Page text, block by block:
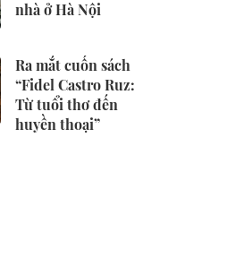
nhà ở Hà Nội
Ra mắt cuốn sách
“Fidel Castro Ruz:
Từ tuổi thơ đến
huyền thoại”